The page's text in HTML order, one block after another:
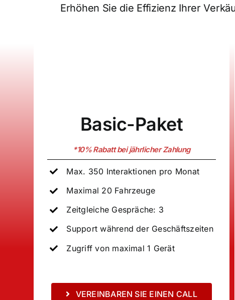
Erhöhen Sie die Effizienz Ihrer
Basic-Paket
*10% Rabatt bei jährlicher Zahlung
Max. 350 Interaktionen pro Monat
Maximal 20 Fahrzeuge
Zeitgleiche Gespräche: 3
Support während der Geschäftszeiten
Zugriff von maximal 1 Gerät
VEREINBAREN SIE EINEN CALL